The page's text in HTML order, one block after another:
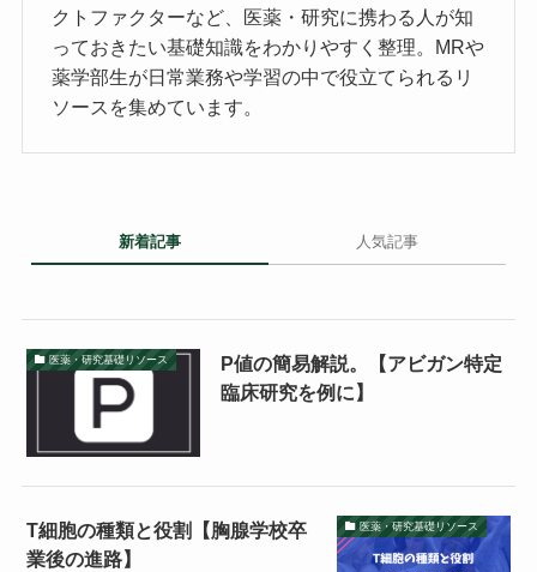
クトファクターなど、医薬・研究に携わる人が知
っておきたい基礎知識をわかりやすく整理。MRや
薬学部生が日常業務や学習の中で役立てられるリ
ソースを集めています。
新着記事 人気記事
医薬・研究基礎リソース
P値の簡易解説。【アビガン特定
臨床研究を例に】
医薬・研究基礎リソース
T細胞の種類と役割【胸腺学校卒
業後の進路】